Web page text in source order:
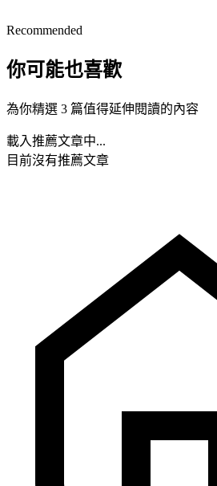
Recommended
你可能也喜歡
為你精選 3 篇值得延伸閱讀的內容
載入推薦文章中...
目前沒有推薦文章